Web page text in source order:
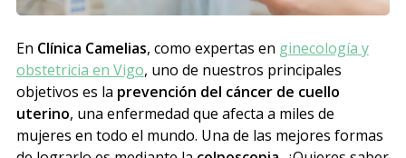
En Clínica Camelias, como expertas en ginecología y
obstetricia en Vigo, uno de nuestros principales
objetivos es la prevención del cáncer de cuello
uterino, una enfermedad que afecta a miles de
mujeres en todo el mundo. Una de las mejores formas